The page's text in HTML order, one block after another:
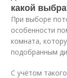
какой
При выборе
особенности
комната,
подобранным
С учётом